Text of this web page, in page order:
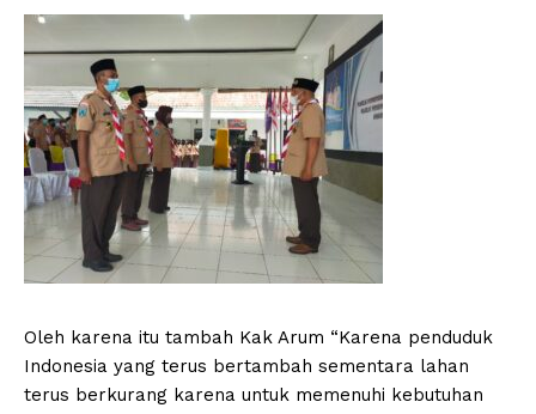
Oleh karena itu tambah Kak Arum “Karena penduduk
Indonesia yang terus bertambah sementara lahan
terus berkurang karena untuk memenuhi kebutuhan